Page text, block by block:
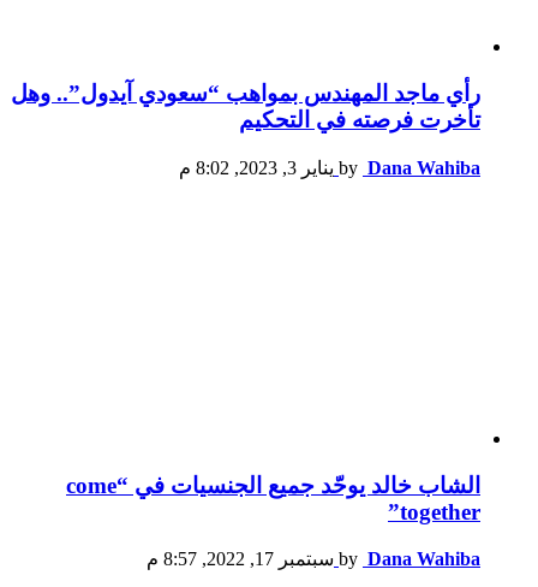
رأي ماجد المهندس بمواهب “سعودي آيدول”.. وهل
تأخرت فرصته في التحكيم
by Dana Wahiba يناير 3, 2023, 8:02 م
الشاب خالد يوحّد جميع الجنسيات في “come
together”
by Dana Wahiba سبتمبر 17, 2022, 8:57 م